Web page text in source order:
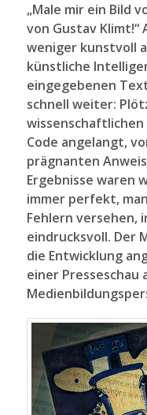
„Male mir ein Bild
von Gustav Klimt!“
weniger kunstvoll
künstliche
eingegebenen
schnell weiter:
Code angelangt,
prägnanten
Ergebnisse waren
immer perfekt,
Fehlern versehen,
eindrucksvoll. Der
die Entwicklung
einer Presseschau